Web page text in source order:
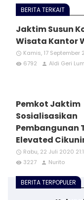
BERITA TERKAIT
Jaktim Susun
Wisata Kantor
access_time Kamis, 17 September
remove_red_eye 6792 person Aldi Geri
Pemkot Jaktim
Sosialisasikan
Pembangunan
Elevated
access_time Rabu, 22 Juli 2020
remove_red_eye 3227 person Nurito
BERITA TERPOPULER